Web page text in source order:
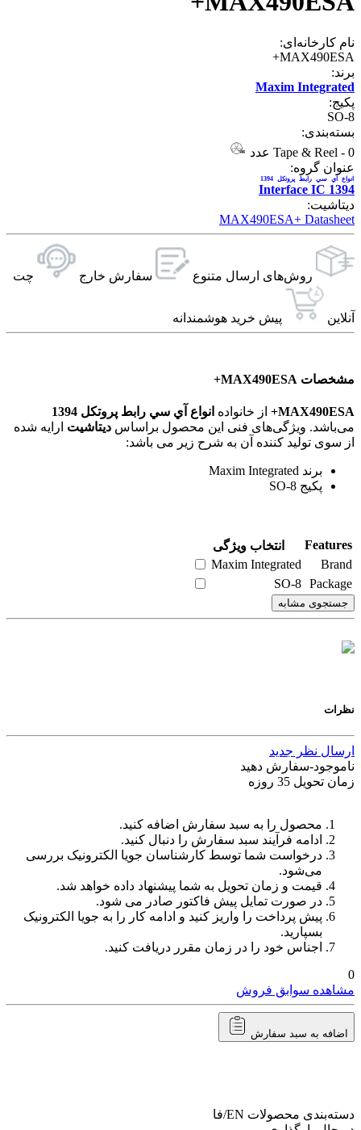
نام کارخانه‌ای:
MAX490ESA+
برند:
Maxim Integrated
پکیج:
SO-8
بسته‌بندی:
Tape & Reel - 0 عدد
عنوان گروه:
1394 Interface IC
انواع آي سي رابط پروتکل 1394
دیتاشیت:
MAX490ESA+ Datasheet
روش‌های ارسال‌ متنوع سفارش خارج چت
آنلاین پیش خرید هوشمندانه
مشخصات MAX490ESA+
MAX490ESA+ از خانواده انواع آي سي رابط پروتکل 1394
می‌باشد. ویژگی‌های فنی این محصول براساس دیتاشیت ارایه شده
از سوی تولید کننده آن به شرح زیر می باشد:
برند Maxim Integrated
پکیج SO-8
Features
انتخاب ویژگی
Brand
Maxim Integrated
Package
SO-8
جستجوی مشابه
نظرات
ارسال نظر جدید
ناموجود-سفارش دهید
زمان تحویل 35 روزه
محصول را به سبد سفارش اضافه کنید.
ادامه فرآیند سبد سفارش را دنبال کنید.
درخواست شما توسط کارشناسان جویا الکترونیک بررسی
می‌شود.
قیمت و زمان تحویل به شما پیشنهاد داده خواهد شد.
در صورت تمایل پیش فاکتور صادر می شود.
پیش پرداخت را واریز کنید و ادامه کار را به جویا الکترونیک
بسپارید.
اجناس خود را در زمان مقرر دریافت کنید.
0
مشاهده سوابق فروش
اضافه به سبد سفارش
دسته‌بندی محصولات EN/فا